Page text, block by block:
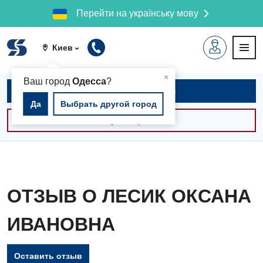
Перейти на українську мову
Киев
×
Ваш город Одесса?
Да Выбрать другой город
Записаться на приём
ОТЗЫВ О ЛЕСИК ОКСАНА
ИВАНОВНА
Оставить отзыв